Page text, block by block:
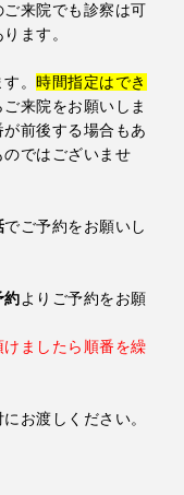
ご来院でも診察は可
ます。
す。時間指定はでき
来院をお願いしま
前後する場合もあ
ではございませ
でご予約をお願いし
約よりご予約をお願
ましたら順番を繰
お渡しください。